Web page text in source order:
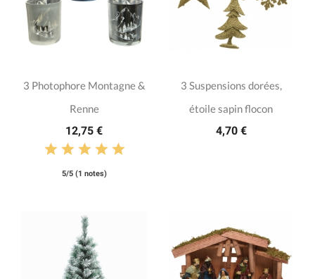
3 Photophore Montagne &
Renne
12,75 €
5/5 (1 notes)
3 Suspensions dorées,
étoile sapin flocon
4,70 €